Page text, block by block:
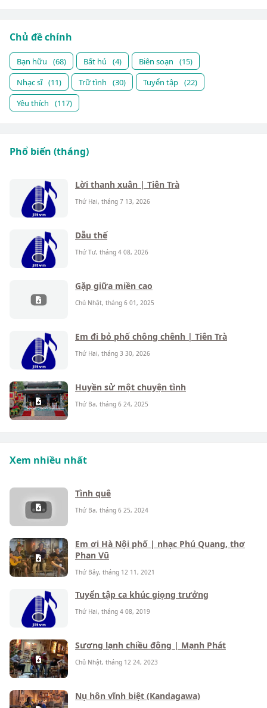
Chủ đề chính
Bạn hữu (68) Bất hủ (4) Biên soạn
(15)
Nhạc sĩ (11) Trữ tình (30) Tuyển tập (22)
Yêu thích
(117)
Phổ biến (tháng)
Lời thanh xuân | Tiên Trà
Thứ Hai, tháng 7 13, 2026
Dẫu thế
Thứ Tư, tháng 4 08, 2026
Gặp giữa miền cao
Chủ Nhật, tháng 6 01, 2025
Em đi bỏ phố chông chênh | Tiên Trà
Thứ Hai, tháng 3 30, 2026
Huyền sử một chuyện tình
Thứ Ba, tháng 6 24, 2025
Xem nhiều nhất
Tình quê
Thứ Ba, tháng 6 25, 2024
Em ơi Hà Nội phố | nhạc Phú Quang, thơ
Phan Vũ
Thứ Bảy, tháng 12 11, 2021
Tuyển tập ca khúc giọng trưởng
Thứ Hai, tháng 4 08, 2019
Sương lạnh chiều đông | Mạnh Phát
Chủ Nhật, tháng 12 24, 2023
Nụ hôn vĩnh biệt (Kandagawa)